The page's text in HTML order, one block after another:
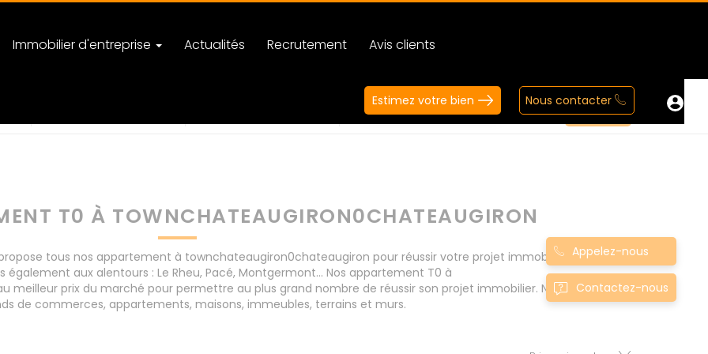
Immobilier d'entreprise Actualités Recrutement Avis clients
Estimez votre bien Nous contacter
T0 À TOWNCHATEAUGIRON0CHATEAUGIRON
tous nos appartement à townchateaugiron0chateaugiron pour réussir votre projet immobilier d' achat.
aux alentours : Le Rheu, Pacé, Montgermont... Nos appartement T0 à
meilleur prix du marché pour permettre au plus grand nombre de réussir son projet immobilier. Nous mettons
de commerces, appartements, maisons, immeubles, terrains et murs.
Appelez-nous
Contactez-nous